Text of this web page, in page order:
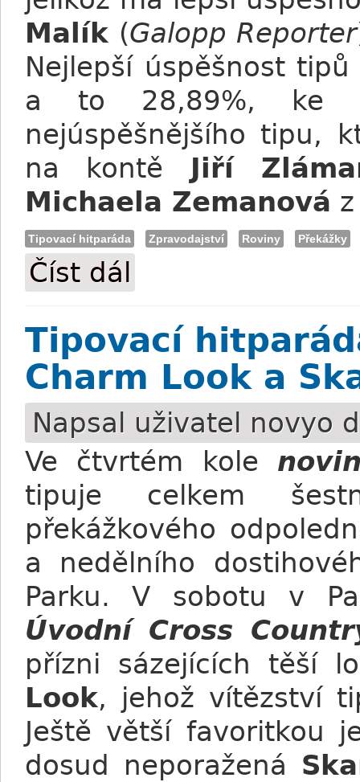
Malík (Galopp Reporter
Nejlepší úspěšnost
a to 28,89%, ke
nejúspěšnějšího tipu,
na kontě Jiří
Michaela Zemanová
Tipovací hitparáda Zpravodajství Roviny Překážky
Číst dál
Tipovací
Charm Look a
Napsal uživatel novyo
Ve čtvrtém kole
tipuje celkem
překážkového
a nedělního
Parku. V sobotu v
Úvodní Cross
přízni sázejících těší
Look, jehož vítězství
Ještě větší favoritkou
dosud neporažená